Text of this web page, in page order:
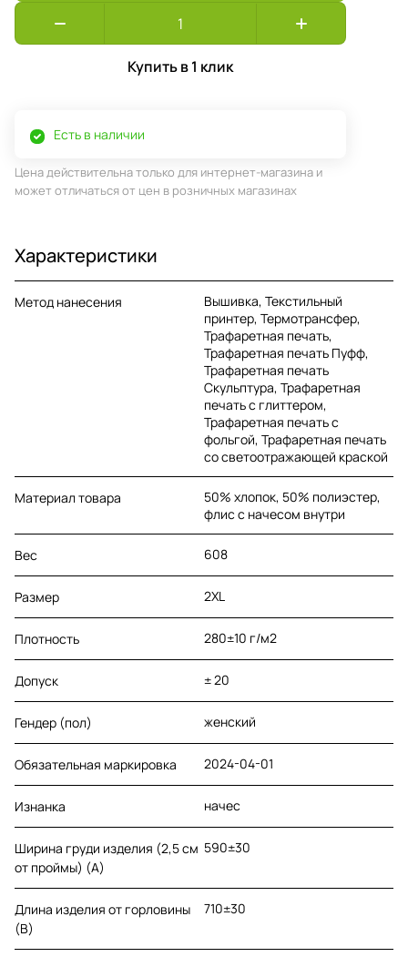
Купить в 1 клик
Есть в наличии
Цена действительна только для интернет-магазина и
может отличаться от цен в розничных магазинах
Характеристики
Метод нанесения
Вышивка, Текстильный
принтер, Термотрансфер,
Трафаретная печать,
Трафаретная печать Пуфф,
Трафаретная печать
Скульптура, Трафаретная
печать с глиттером,
Трафаретная печать с
фольгой, Трафаретная печать
со светоотражающей краской
Материал товара
50% хлопок, 50% полиэстер,
флис с начесом внутри
Вес 608
Размер 2XL
Плотность 280±10 г/м2
Допуск ± 20
Гендер (пол) женский
Обязательная маркировка 2024-04-01
Изнанка начес
Ширина груди изделия (2,5 см
от проймы) (A)
590±30
Длина изделия от горловины
(B)
710±30